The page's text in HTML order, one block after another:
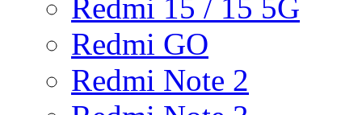
Redmi 15 / 15 5G
Redmi GO
Redmi Note 2